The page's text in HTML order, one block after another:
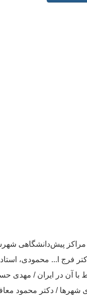
پیش‌دانشگاهی
فرج ا... محمودی،
آن در ایران / مهدی
شهرها / دکتر محمود